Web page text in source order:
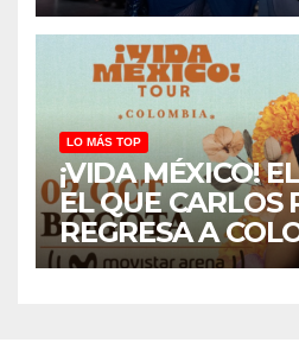
LO MÁS TOP
¡VIDA MÉXICO!
EL QUE CARLOS
REGRESA A